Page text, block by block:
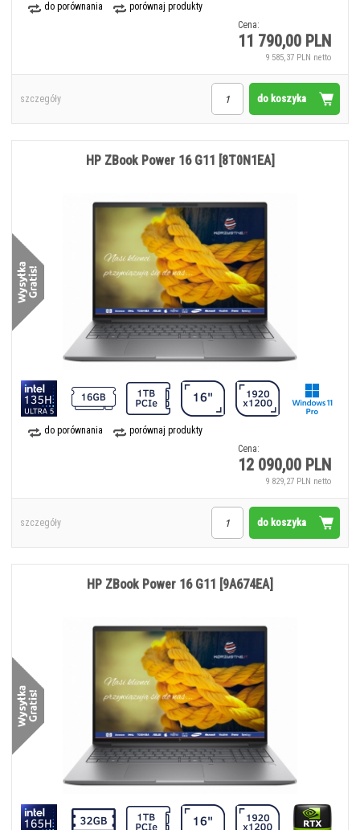
do porównania
porównaj produkty
Cena:
11 790,00 PLN
9 585,37 PLN netto
do koszyka
szczegóły
do porównania
porównaj produkty
Cena:
12 090,00 PLN
9 829,27 PLN netto
HP ZBook Power 16 G11 [8T0N1EA]
do koszyka
szczegóły
HP ZBook Power 16 G11 [9A674EA]